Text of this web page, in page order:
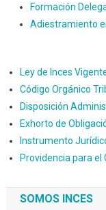
Formación
Adiestramiento
Ley de Inces
Código Orgánico
Disposición
Exhorto de
Instrumento
Providencia para el
SOMOS INCES